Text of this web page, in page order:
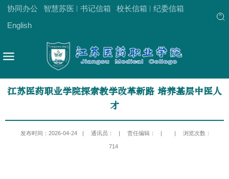
协同办公 智慧苏医 书记信箱 校长信箱
纪委信箱
English
江苏医药职业学院探索教学改革新路 培养基层中医人
才
发布时间：2026-04-24 | 通讯员： | 责任编辑： | | 浏览次数：
714